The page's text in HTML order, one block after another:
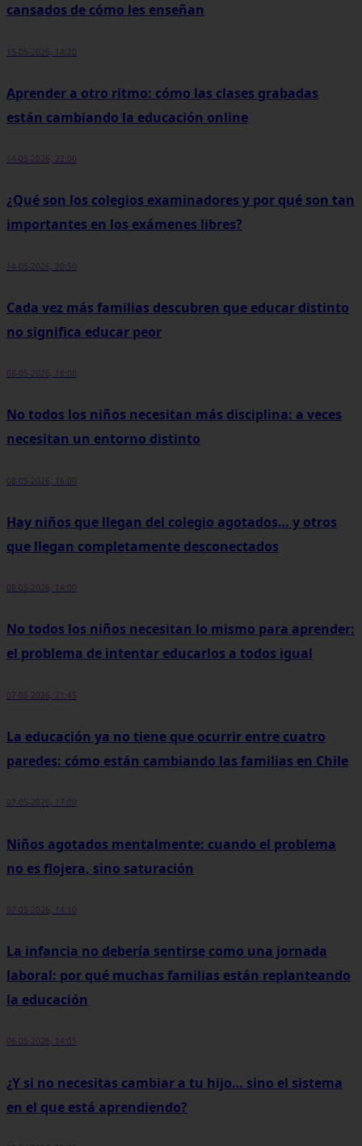
cansados de cómo les enseñan
15-05-2026, 14:20
Aprender a otro ritmo: cómo las clases grabadas
están cambiando la educación online
14-05-2026, 22:00
¿Qué son los colegios examinadores y por qué son tan
importantes en los exámenes libres?
14-05-2026, 20:50
Cada vez más familias descubren que educar distinto
no significa educar peor
08-05-2026, 18:00
No todos los niños necesitan más disciplina: a veces
necesitan un entorno distinto
08-05-2026, 16:00
Hay niños que llegan del colegio agotados… y otros
que llegan completamente desconectados
08-05-2026, 14:00
No todos los niños necesitan lo mismo para aprender:
el problema de intentar educarlos a todos igual
07-05-2026, 21:45
La educación ya no tiene que ocurrir entre cuatro
paredes: cómo están cambiando las familias en Chile
07-05-2026, 17:00
Niños agotados mentalmente: cuando el problema
no es flojera, sino saturación
07-05-2026, 14:10
La infancia no debería sentirse como una jornada
laboral: por qué muchas familias están replanteando
la educación
06-05-2026, 14:05
¿Y si no necesitas cambiar a tu hijo… sino el sistema
en el que está aprendiendo?